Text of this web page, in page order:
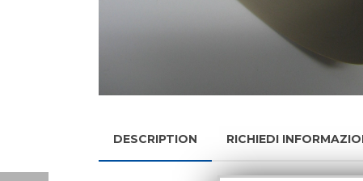
DESCRIPTION RICHIEDI